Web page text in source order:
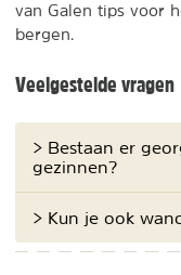
van Galen tips voor
bergen.
Veelgestelde vragen
> Bestaan er
gezinnen?
> Kun je ook